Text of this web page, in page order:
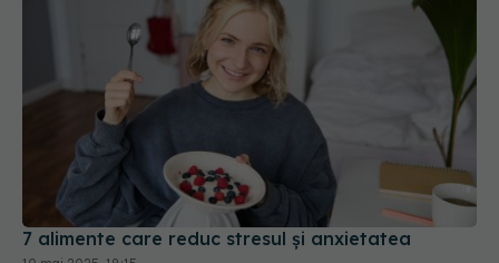
7 alimente care reduc stresul și anxietatea